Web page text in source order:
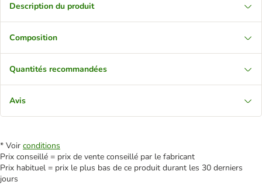
Description du produit
Composition
Quantités recommandées
Avis
* Voir conditions
Prix conseillé = prix de vente conseillé par le fabricant
Prix habituel = prix le plus bas de ce produit durant les 30 derniers
jours